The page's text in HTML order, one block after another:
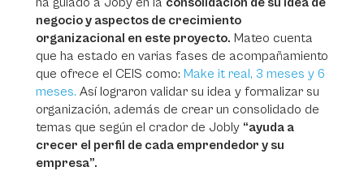
negocio y aspectos de crecimiento
organizacional en este proyecto. Mateo cuenta
que ha estado en varias fases de acompañamiento
que ofrece el CEIS como: Make it real, 3 meses y 6
meses. Así lograron validar su idea y formalizar su
organización, además de crear un consolidado de
temas que según el crador de Jobly “ayuda a
crecer el perfil de cada emprendedor y su
empresa”.